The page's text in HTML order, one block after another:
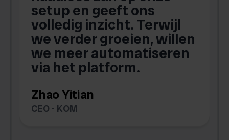
setup en geeft ons
volledig inzicht. Terwijl
we verder groeien, willen
we meer automatiseren
via het platform.
Zhao Yitian
CEO - KOM